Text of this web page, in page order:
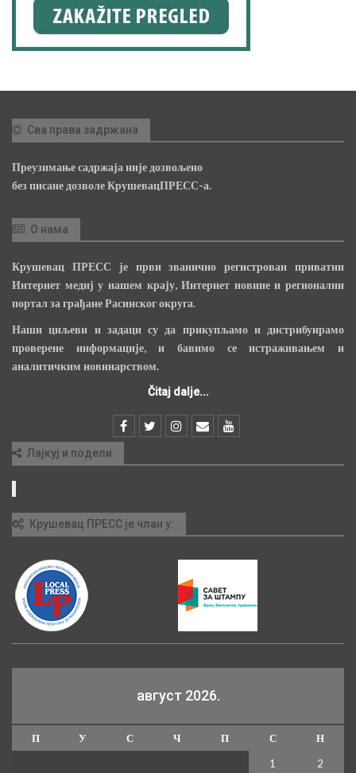
Сва права задржана
Преузимање садржаја није дозвољено
без писане дозволе КрушевацПРЕСС-а.
О нама
Крушевац ПРЕСС је први званично регистрован приватни
Интернет медиј у нашем крају, Интернет новине и регионални
портал за грађане Расинског округа.
Наши циљеви и задаци су да прикупљамо и дистрибуирамо
проверене информације, и бавимо се истраживањем и
аналитичким новинарством.
Čitaj dalje...
Лајкуј и подели
Крушевац ПРЕСС је члан у:
август 2026.
П У С Ч П С
Н
1
2